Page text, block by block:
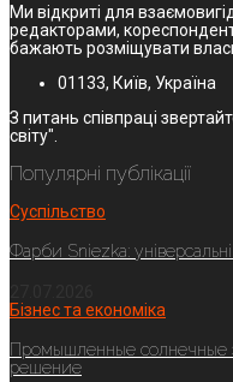
Ми відкриті для
редакторами,
бажають розміщувати
01133, Київ, Україна
З питань співпраці
світу".
Популярні публікації
Суспільство
Фарби Sniezka:
Бізнес та економіка
Промышленные солнечные
решение